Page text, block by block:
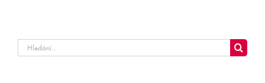
Hledat
...